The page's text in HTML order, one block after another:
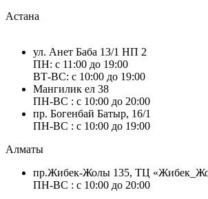
Астана
ул. Анет Баба 13/1 НП 2
ПН: с 11:00 до 19:00
ВТ-ВС: с 10:00 до 19:00
Мангилик ел 38
ПН-ВС : с 10:00 до 20:00
пр. Богенбай Батыр, 16/1
ПН-ВС : с 10:00 до 19:00
Алматы
пр.Жибек-Жолы 135, ТЦ
ПН-ВС : с 10:00 до 20:00